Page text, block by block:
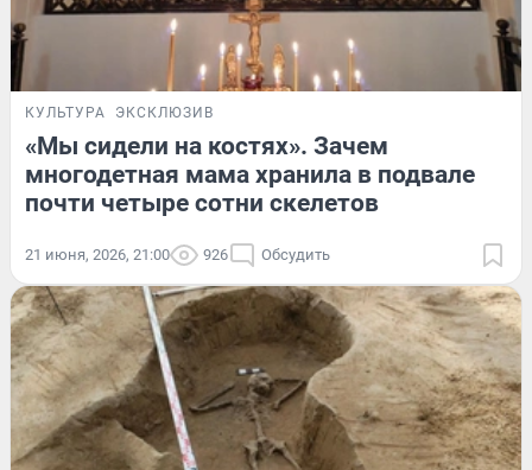
КУЛЬТУРА ЭКСКЛЮЗИВ
«Мы сидели на костях». Зачем
многодетная мама хранила в подвале
почти четыре сотни скелетов
21 июня, 2026, 21:00 926 Обсудить